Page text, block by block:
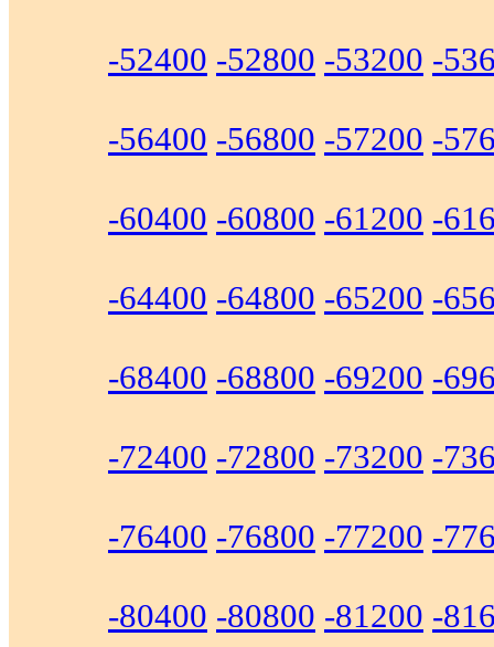
-52400 -52800 -53200 -
-56400 -56800 -57200 -
-60400 -60800 -61200 -
-64400 -64800 -65200 -
-68400 -68800 -69200 -
-72400 -72800 -73200 -
-76400 -76800 -77200 -
-80400 -80800 -81200 -